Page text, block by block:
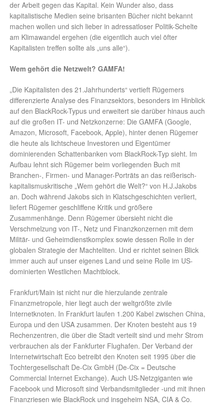
der Arbeit gegen das Kapital. Kein Wunder also, dass
kapitalistische Medien seine brisanten Bücher nicht bekannt
machen wollen und sich lieber in adressatloser Politik-Schelte
am Klimawandel ergehen (die eigentlich auch viel öfter
Kapitalisten treffen sollte als „uns alle“).
Wem gehört die Netzwelt? GAMFA!
„Die Kapitalisten des 21.Jahrhunderts“ vertieft Rügemers
differenzierte Analyse des Finanzsektors, besonders im Hinblick
auf den BlackRock-Typus und erweitert sie darüber hinaus auch
auf die großen IT- und Netzkonzerne: Die GAMFA (Google,
Amazon, Microsoft, Facebook, Apple), hinter denen Rügemer
die heute als lichtscheue Investoren und Eigentümer
dominierenden Schattenbanken vom BlackRock-Typ sieht. Im
Aufbau lehnt sich Rügemer beim vorliegenden Buch mit
Branchen-, Firmen- und Manager-Porträts an das reißerisch-
kapitalismuskritische „Wem gehört die Welt?“ von H.J.Jakobs
an. Doch während Jakobs sich in Klatschgeschichten verliert,
liefert Rügemer geschliffene Kritik und größere
Zusammenhänge. Denn Rügemer übersieht nicht die
Verschmelzung von IT-, Netz und Finanzkonzernen mit dem
Militär- und Geheimdienstkomplex sowie dessen Rolle in der
globalen Strategie der Machteliten. Und er richtet seinen Blick
immer auch auf unser eigenes Land und seine Rolle im US-
dominierten Westlichen Machtblock.
Frankfurt/Main ist nicht nur die hierzulande zentrale
Finanzmetropole, hier liegt auch der weltgrößte zivile
Internetknoten. In Frankfurt laufen 1.200 Kabel zwischen China,
Europa und den USA zusammen. Der Knoten besteht aus 19
Rechenzentren, die über die Stadt verteilt sind und mehr Strom
verbrauchen als der Fankfurter Flughafen. Der Verband der
Internetwirtschaft Eco betreibt den Knoten seit 1995 über die
Tochtergesellschaft De-Cix GmbH (De-Cix = Deutsche
Commercial Internet Exchange). Auch US-Netzgiganten wie
Facebook und Microsoft sind Verbandsmitglieder -und mit ihnen
Finanzriesen wie BlackRock und insgeheim NSA, CIA & Co.